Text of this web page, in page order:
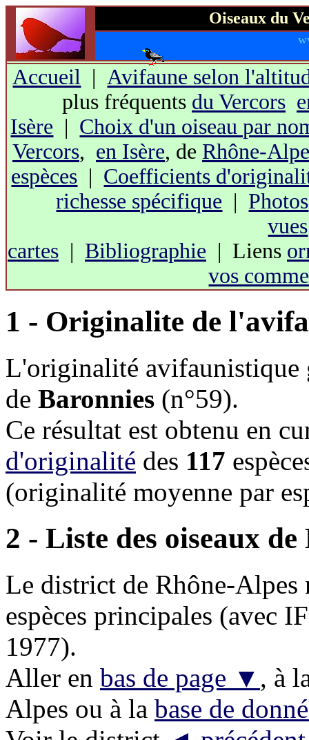
Oiseaux du
Accueil |Avifaune selon
plus fréquents du Vercors
Isère | Choix d'un oiseau par
Vercors, en Isère, de Rhône-
espèces | Coefficients
richesse spécifique | Photos
vues
cartes | Bibliographie | Liens
vos
1 - Originalite de
L'originalité avifaunistique
de Baronnies (n°59).
Ce résultat est obtenu en
d'originalité des 117
(originalité moyenne par
2 - Liste des oiseaux de
Le district de Rhône-Alpes
espèces principales (avec
1977).
Aller en bas de page ▼ , à
Alpes ou à la base de